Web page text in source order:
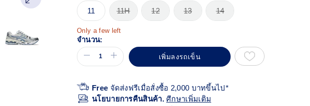
11 11H 12 13 14
Only a few left
จำนวน:
เพิ่มลงรถเข็น
Free จัดส่งฟรีเมื่อสั่งซื้อ 2,000 บาทขึ้นไป*
นโยบายการคืนสินค้า.ศีกษาเพิ่มเติม